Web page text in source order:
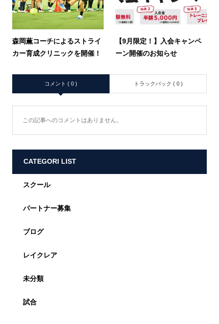
森岡薫コーチによるストライ
カー育成クリニックを開催！
【9月限定！】入会キャンペ
ーン開催のお知らせ
コメント ( 0 ) トラックバック ( 0 )
この記事へのコメントはありません。
CATEGORI LIST
スクール
パートナー募集
ブログ
レイクレア
未分類
試合